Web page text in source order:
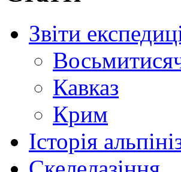
Звіти
Кавказ
Крим
Історія